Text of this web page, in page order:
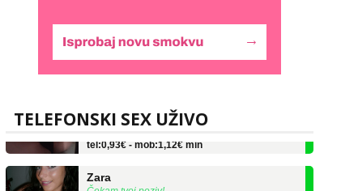
TELEFONSKI SEX UŽIVO
Monika
Tel:064/677-677 - Kod: #133
tel:0,93€ - mob:1,12€ min
Čekam tvoj poziv!